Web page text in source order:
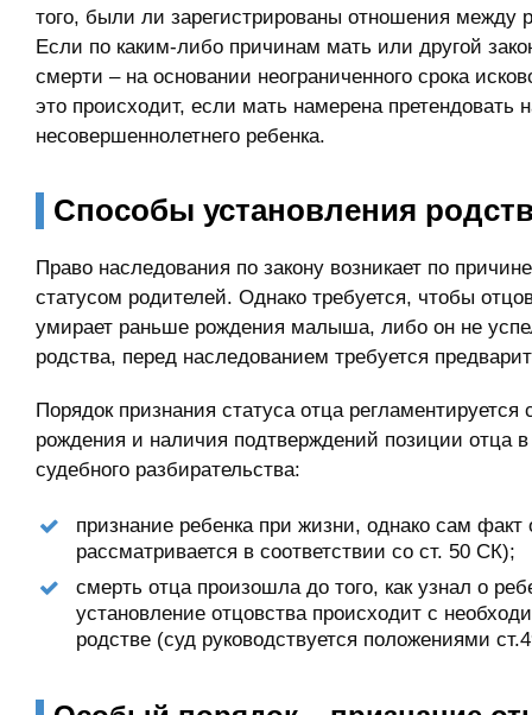
того, были ли зарегистрированы отношения между
Если по каким-либо причинам мать или другой
смерти – на основании неограниченного срока
это происходит, если мать намерена
несовершеннолетнего ребенка.
Способы установления
Право наследования по закону возникает по
статусом родителей. Однако требуется, чтобы
умирает раньше рождения малыша, либо он не
родства, перед наследованием требуется
Порядок признания статуса отца
рождения и наличия подтверждений позиции отца
судебного разбирательства:
признание ребенка при жизни, однако сам
рассматривается в соответствии со ст. 50 СК);
смерть отца произошла до того, как узнал о
установление отцовства происходит с
родстве (суд руководствуется положениями